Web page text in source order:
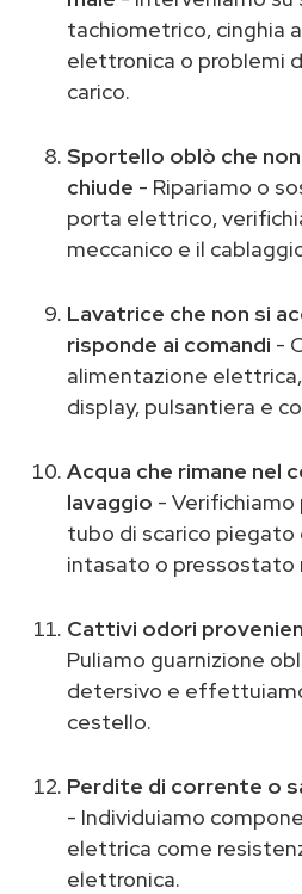
tachiometrico, cinghia
elettronica o problemi
carico.
Sportello oblò che
chiude - Ripariamo o
porta elettrico,
meccanico e il
Lavatrice che non si
risponde ai comandi -
alimentazione
display, pulsantiera e
Acqua che rimane nel
lavaggio - Verifichiamo
tubo di scarico
intasato o pressostato
Cattivi odori
Puliamo guarnizione
detersivo e
cestello.
Perdite di corrente o
- Individuiamo
elettrica come
elettronica.